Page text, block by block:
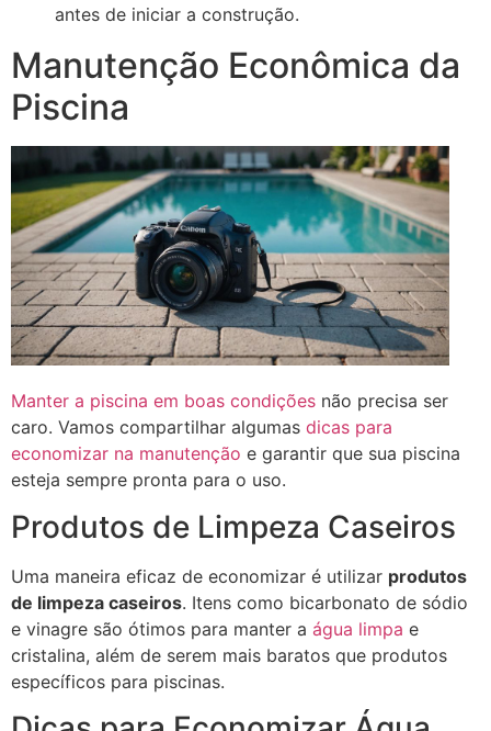
antes de iniciar a construção.
Manutenção Econômica da
Piscina
Manter a piscina em boas condições não precisa ser
caro. Vamos compartilhar algumas dicas para
economizar na manutenção e garantir que sua piscina
esteja sempre pronta para o uso.
Produtos de Limpeza Caseiros
Uma maneira eficaz de economizar é utilizar produtos
de limpeza caseiros. Itens como bicarbonato de sódio
e vinagre são ótimos para manter a água limpa e
cristalina, além de serem mais baratos que produtos
específicos para piscinas.